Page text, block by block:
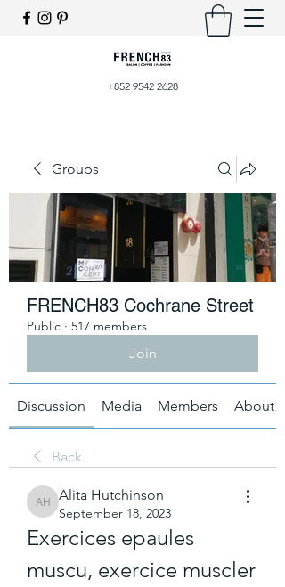
+852 9542 2628
Groups
FRENCH83 Cochrane Street
Public · 517 members
Join
Discussion Media Members About
Back
Alita Hutchinson
Alita Hutchinson
September 18, 2023
Exercices epaules
muscu, exercice muscler